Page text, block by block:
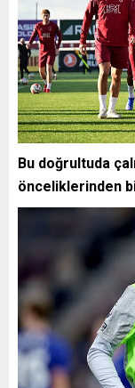
Bu doğrultuda
önceliklerinden